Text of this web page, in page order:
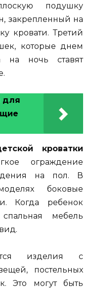
подушку
закрепленный на
кровати. Третий
которые днем
на ночь ставят
для
кроватки
ограждение
на пол. В
боковые
Когда ребенок
мебель
изделия с
постельных
Это могут быть